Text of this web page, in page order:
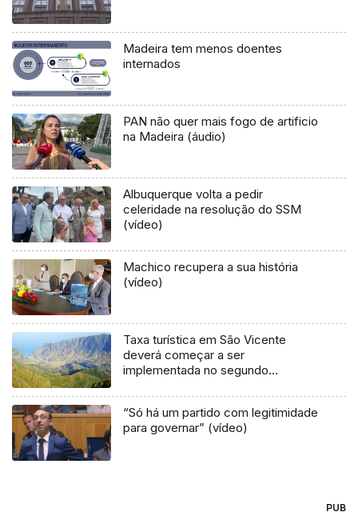
Madeira tem menos doentes
internados
PAN não quer mais fogo de artificio
na Madeira (áudio)
Albuquerque volta a pedir
celeridade na resolução do SSM
(vídeo)
Machico recupera a sua história
(vídeo)
Taxa turística em São Vicente
deverá começar a ser
implementada no segundo
“Só há um partido com legitimidade
para governar” (vídeo)
PUB